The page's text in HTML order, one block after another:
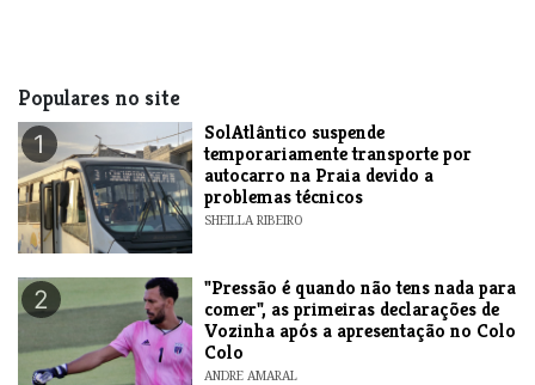
Populares no site
1
SolAtlântico suspende
temporariamente transporte por
autocarro na Praia devido a
problemas técnicos
SHEILLA RIBEIRO
2
"Pressão é quando não tens nada para
comer", as primeiras declarações de
Vozinha após a apresentação no Colo
Colo
ANDRE AMARAL